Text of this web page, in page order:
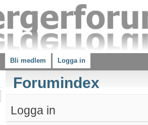
Bli medlem Logga in
Forumindex
Logga in